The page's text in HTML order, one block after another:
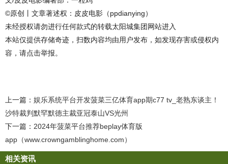
©原创丨文章著述权：皮皮电影（ppdianying）
未经授权请勿进行任何款式的转载太阳城集团网站进入
本站仅提供存储奇迹，扫数内容均由用户发布，如发现存害或侵权内
容，请点击举报。
上一篇： 娱乐系统平台开发菠菜三亿体育app期c77 tv_老熟东谈主！
沙特裁判默罕默德主裁亚冠泰山VS光州
下一篇： 2024年菠菜平台推荐beplay体育版
app（www.crowngamblinghome.com）
相关资讯